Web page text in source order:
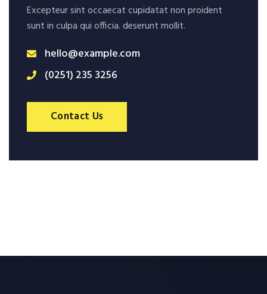
Excepteur sint occaecat cupidatat non proident
sunt in culpa qui officia. deserunt mollit.
hello@example.com
(0251) 235 3256
Contact Us